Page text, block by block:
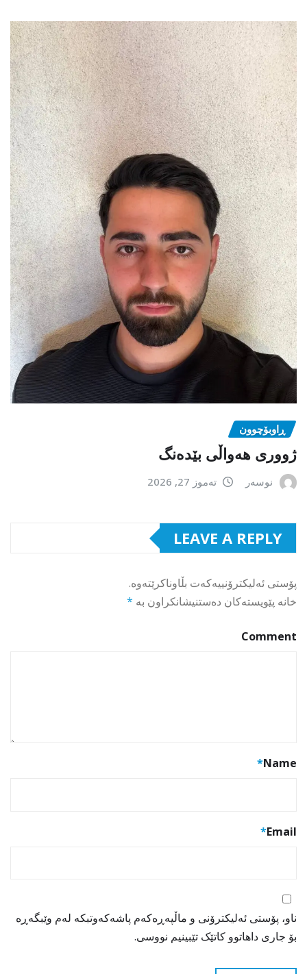
ڕاوبۆچوون
ژووری هەواڵی بێدەنگ
نوسەر تەموز 27, 2026
LEAVE A REPLY
پۆستی ئەلیکترۆنییەکەت بڵاوناکرێتەوە.
خانە پێویستەکان دەستنیشانکراون بە *
Comment
Name
*
Email
*
ناو، پۆستی ئەلیکترۆنی و ماڵپەڕەکەم پاشەکەوتبکە لەم وێبگەڕە
بۆ جاری داهاتوو کاتێک تێبینیم نووسی.